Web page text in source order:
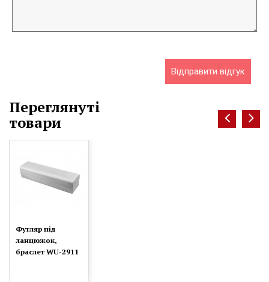
Відправити відгук
Переглянуті
товари
Футляр під
ланцюжок,
браслет WU-2911